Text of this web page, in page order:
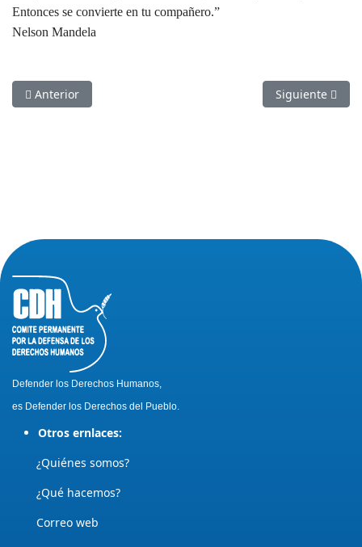
Entonces se convierte en tu compañero.”
Nelson Mandela
Artículo anterior: PRESENTACIÓN DE INFORME 2014
Anterior Artículo
Siguiente
Defender los Derechos Humanos,
es Defender los Derechos del Pueblo.
Otros ernlaces:
¿Quiénes somos?
¿Qué hacemos?
Correo web